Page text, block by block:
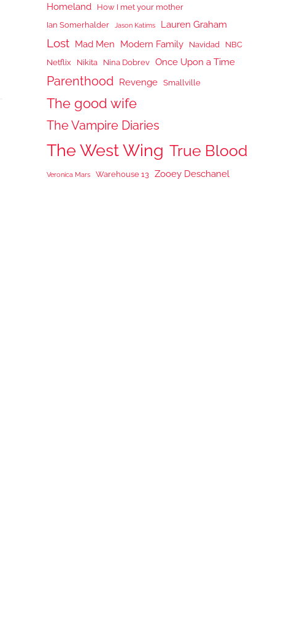
Homeland
How I met your mother
Ian Somerhalder
Jason Katims Lauren Graham
Lost Mad Men Modern Family Navidad
NBC
Netflix
Nikita Nina Dobrev Once Upon a Time
Parenthood Revenge Smallville
The good wife
The Vampire Diaries
The West Wing True Blood
Veronica Mars Warehouse 13 Zooey Deschanel